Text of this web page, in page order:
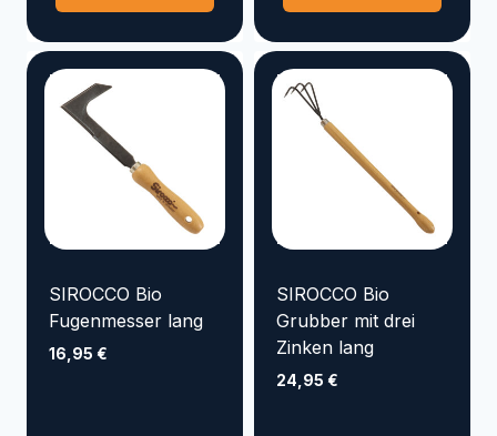
SIROCCO Bio
Fugenmesser lang
16,95 €
SIROCCO Bio
Grubber mit drei
Zinken lang
24,95 €